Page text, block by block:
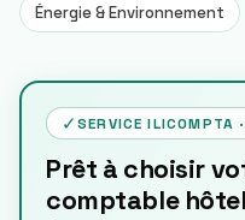
Énergie & Environnement
✓ SERVICE ILICOMPTA
Prêt à choisir
comptable